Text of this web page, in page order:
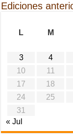
Ediciones
L
M
3
4
10
11
17
18
24
25
31
« Jul